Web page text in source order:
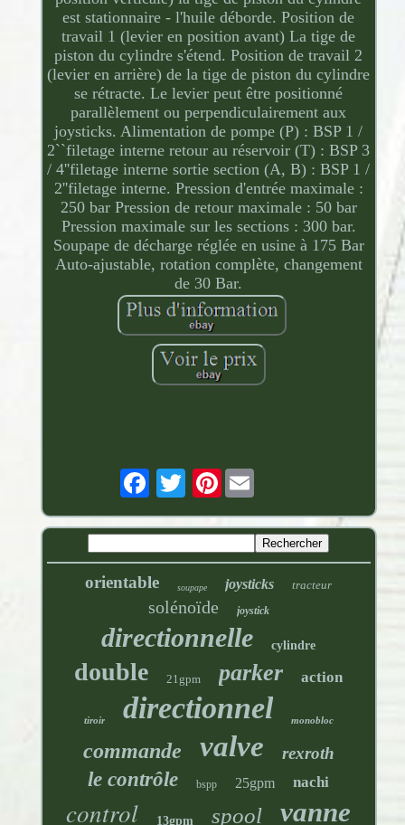
est stationnaire - l'huile déborde. Position de
travail 1 (levier en position avant) La tige de
piston du cylindre s'étend. Position de travail 2
(levier en arrière) de la tige de piston du cylindre
se rétracte. Le levier peut être positionné
parallèlement ou perpendiculairement aux
joysticks. Alimentation de pompe (P) : BSP 1 /
2``filetage interne retour au réservoir (T) : BSP 3
/ 4''filetage interne sortie section (A, B) : BSP 1 /
2''filetage interne. Pression d'entrée maximale :
250 bar Pression de retour maximale : 50 bar
Pression maximale sur les sections : 300 bar.
Soupape de décharge réglée en usine à 175 Bar
Auto-ajustable, rotation complète, changement
de 30 Bar.
Pinterest
orientable soupape joysticks tracteur
solénoïde joystick
directionnelle cylindre
double 21gpm parker action
tiroir directionnel monobloc
commande valve rexroth
le contrôle bspp 25gpm nachi
control 13gpm spool vanne